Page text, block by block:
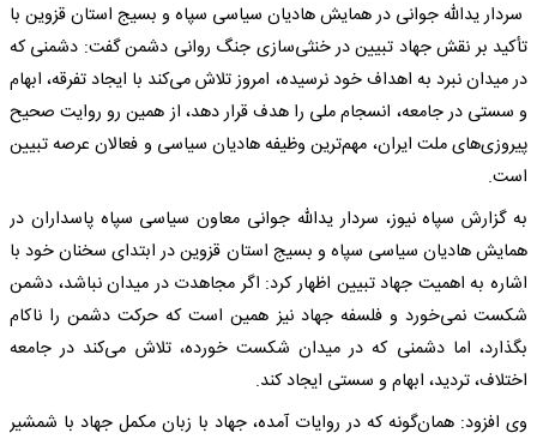
سردار یدالله جوانی در همایش هادیان سیاسی سپاه و بسیج استان قزوین با
تأکید بر نقش جهاد تبیین در خنثی‌سازی جنگ روانی دشمن گفت: دشمنی که
در میدان نبرد به اهداف خود نرسیده، امروز تلاش می‌کند با ایجاد تفرقه، ابهام
و سستی در جامعه، انسجام ملی را هدف قرار دهد، از همین رو روایت صحیح
پیروزی‌های ملت ایران، مهم‌ترین وظیفه هادیان سیاسی و فعالان عرصه تبیین
است.
به گزارش سپاه نیوز، سردار یدالله جوانی معاون سیاسی سپاه پاسداران در
همایش هادیان سیاسی سپاه و بسیج استان قزوین در ابتدای سخنان خود با
اشاره به اهمیت جهاد تبیین اظهار کرد: اگر مجاهدت در میدان نباشد، دشمن
شکست نمی‌خورد و فلسفه جهاد نیز همین است که حرکت دشمن را ناکام
بگذارد، اما دشمنی که در میدان شکست خورده، تلاش می‌کند در جامعه
اختلاف، تردید، ابهام و سستی ایجاد کند.
وی افزود: همان‌گونه که در روایات آمده، جهاد با زبان مکمل جهاد با شمشیر